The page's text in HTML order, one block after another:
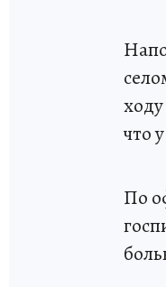
что
По